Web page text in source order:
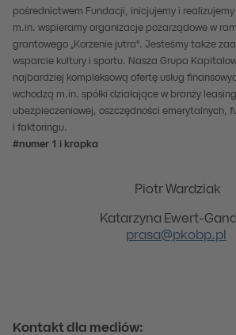
pośrednictwem Fundacji, inicjujemy i realizujemy
m.in. wspieramy organizacje pozarządowe w
grantowego „Korzenie jutra". Jesteśmy także
wsparcie kultury i sportu. Nasza Grupa
najbardziej kompleksową ofertę usług
wchodzą m.in. spółki działające w branży
ubezpieczeniowej, oszczędności emerytalnych,
i faktoringu.
#numer 1 i kropka
Piotr Wardziak
Katarzyna Ewert-
prasa@pkobp.pl
Kontakt dla mediów: